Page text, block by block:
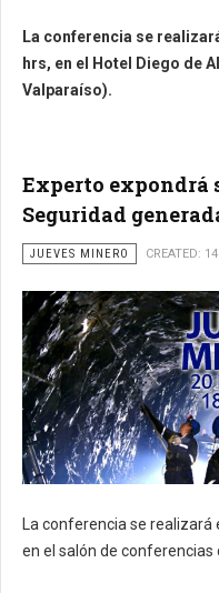
La conferencia se
hrs, en el Hotel Diego de
Valparaíso).
Experto expondrá
Seguridad
JUEVES MINERO CREATED:
La conferencia se realizará
en el salón de conferencias